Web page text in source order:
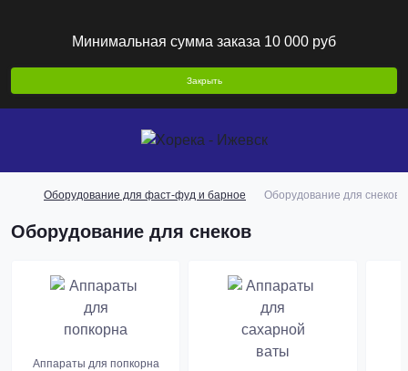
Минимальная сумма заказа 10 000 руб
Закрыть
Оборудование для фаст-фуд и барное Оборудование для снеков
Оборудование для снеков
Аппараты для попкорна